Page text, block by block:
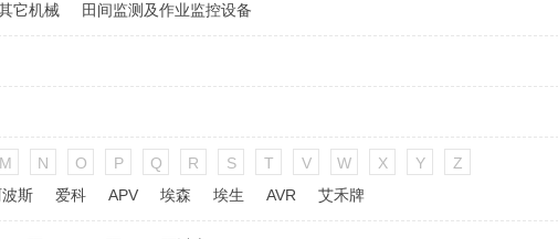
它机械 田间监测及作业监控设备
M N O P Q R S T V W X Y
Z
波斯 爱科 APV 埃森 埃生 AVR 艾禾牌